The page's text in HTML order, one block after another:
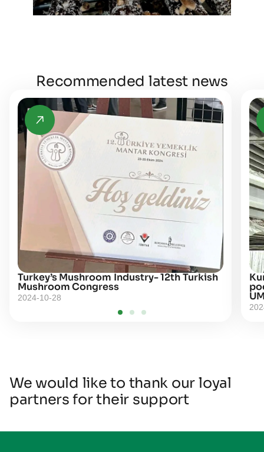
Recommended latest news
Turkey’s Mushroom Industry- 12th Turkish
Mushroom Congress
2024-10-28
We would like to thank our loyal
partners for their support